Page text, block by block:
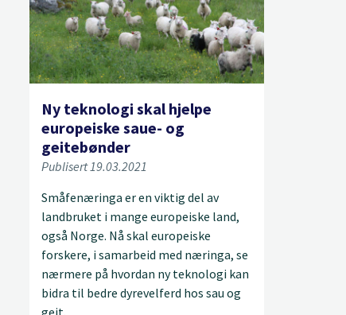
Ny teknologi skal hjelpe
europeiske saue- og
geitebønder
Publisert 19.03.2021
Småfenæringa er en viktig del av
landbruket i mange europeiske land,
også Norge. Nå skal europeiske
forskere, i samarbeid med næringa, se
nærmere på hvordan ny teknologi kan
bidra til bedre dyrevelferd hos sau og
geit.